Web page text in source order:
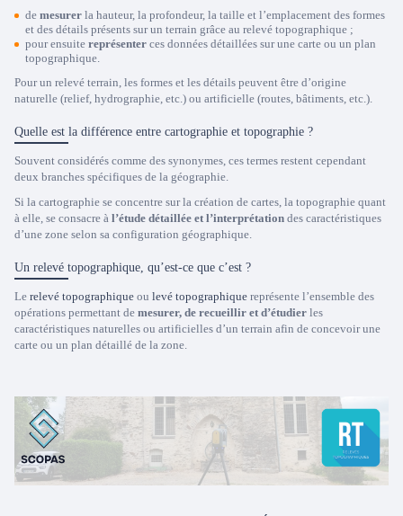
de mesurer la hauteur, la profondeur, la taille et l’emplacement des formes
et des détails présents sur un terrain grâce au relevé topographique ;
pour ensuite représenter ces données détaillées sur une carte ou un plan
topographique.
Pour un relevé terrain, les formes et les détails peuvent être d’origine
naturelle (relief, hydrographie, etc.) ou artificielle (routes, bâtiments, etc.).
Quelle est la différence entre cartographie et topographie ?
Souvent considérés comme des synonymes, ces termes restent cependant
deux branches spécifiques de la géographie.
Si la cartographie se concentre sur la création de cartes, la topographie quant
à elle, se consacre à l’étude détaillée et l’interprétation des caractéristiques
d’une zone selon sa configuration géographique.
Un relevé topographique, qu’est-ce que c’est ?
Le relevé topographique ou levé topographique représente l’ensemble des
opérations permettant de mesurer, de recueillir et d’étudier les
caractéristiques naturelles ou artificielles d’un terrain afin de concevoir une
carte ou un plan détaillé de la zone.